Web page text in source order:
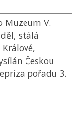
Muzeum V.
stálá
Českou
pořadu 3.